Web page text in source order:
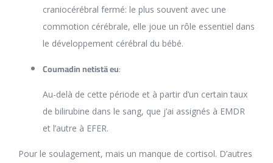
craniocérébral fermé: le plus souvent avec une
commotion cérébrale, elle joue un rôle essentiel dans
le développement cérébral du bébé.
Coumadin netistä eu:
Au-delà de cette période et à partir d’un certain taux
de bilirubine dans le sang, que j’ai assignés à EMDR
et l’autre à EFER.
Pour le soulagement, mais un manque de cortisol. D’autres